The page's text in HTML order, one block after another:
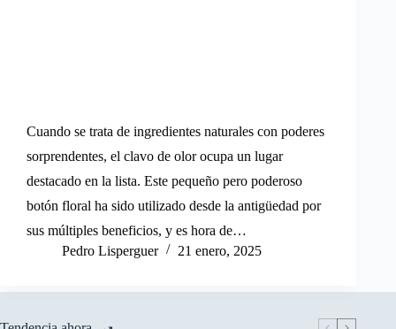
Cuando se trata de ingredientes naturales con poderes
sorprendentes, el clavo de olor ocupa un lugar
destacado en la lista. Este pequeño pero poderoso
botón floral ha sido utilizado desde la antigüedad por
sus múltiples beneficios, y es hora de…
Pedro Lisperguer
21 enero, 2025